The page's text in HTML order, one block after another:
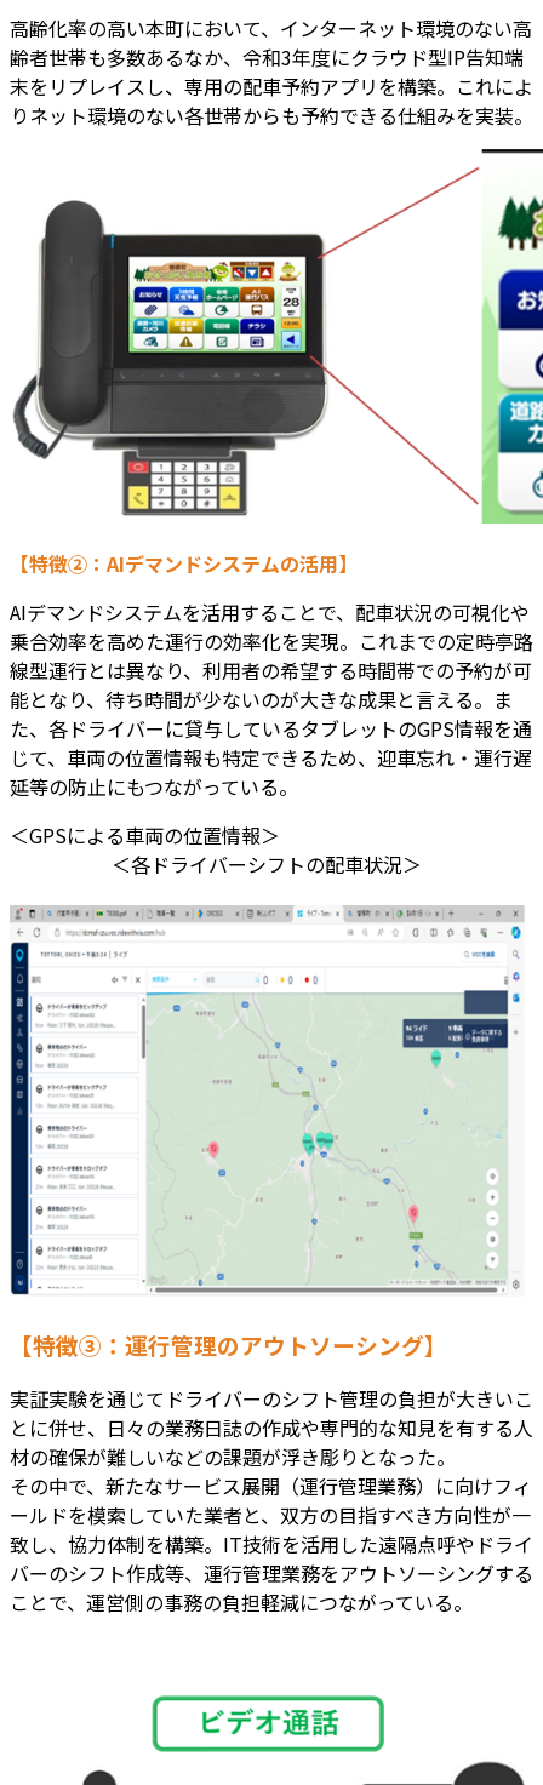
高齢化率の高い本町において、インターネット環境のない高
齢者世帯も多数あるなか、令和3年度にクラウド型IP告知端
末をリプレイスし、専用の配車予約アプリを構築。これによ
りネット環境のない各世帯からも予約できる仕組みを実装。
【特徴②：AIデマンドシステムの活用】
AIデマンドシステムを活用することで、配車状況の可視化や
乗合効率を高めた運行の効率化を実現。これまでの定時亭路
線型運行とは異なり、利用者の希望する時間帯での予約が可
能となり、待ち時間が少ないのが大きな成果と言える。ま
た、各ドライバーに貸与しているタブレットのGPS情報を通
じて、車両の位置情報も特定できるため、迎車忘れ・運行遅
延等の防止にもつながっている。
＜GPSによる車両の位置情報＞
＜各ドライバーシフトの配車状況＞
【特徴③：運行管理のアウトソーシング】
実証実験を通じてドライバーのシフト管理の負担が大きいこ
とに併せ、日々の業務日誌の作成や専門的な知見を有する人
材の確保が難しいなどの課題が浮き彫りとなった。
その中で、新たなサービス展開（運行管理業務）に向けフィ
ールドを模索していた業者と、双方の目指すべき方向性が一
致し、協力体制を構築。IT技術を活用した遠隔点呼やドライ
バーのシフト作成等、運行管理業務をアウトソーシングする
ことで、運営側の事務の負担軽減につながっている。